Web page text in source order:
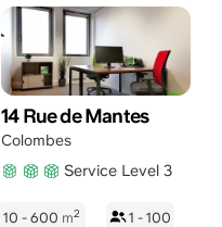
14 Rue de Mantes
Colombes
Service Level 3
10 - 600 m2 1 - 100